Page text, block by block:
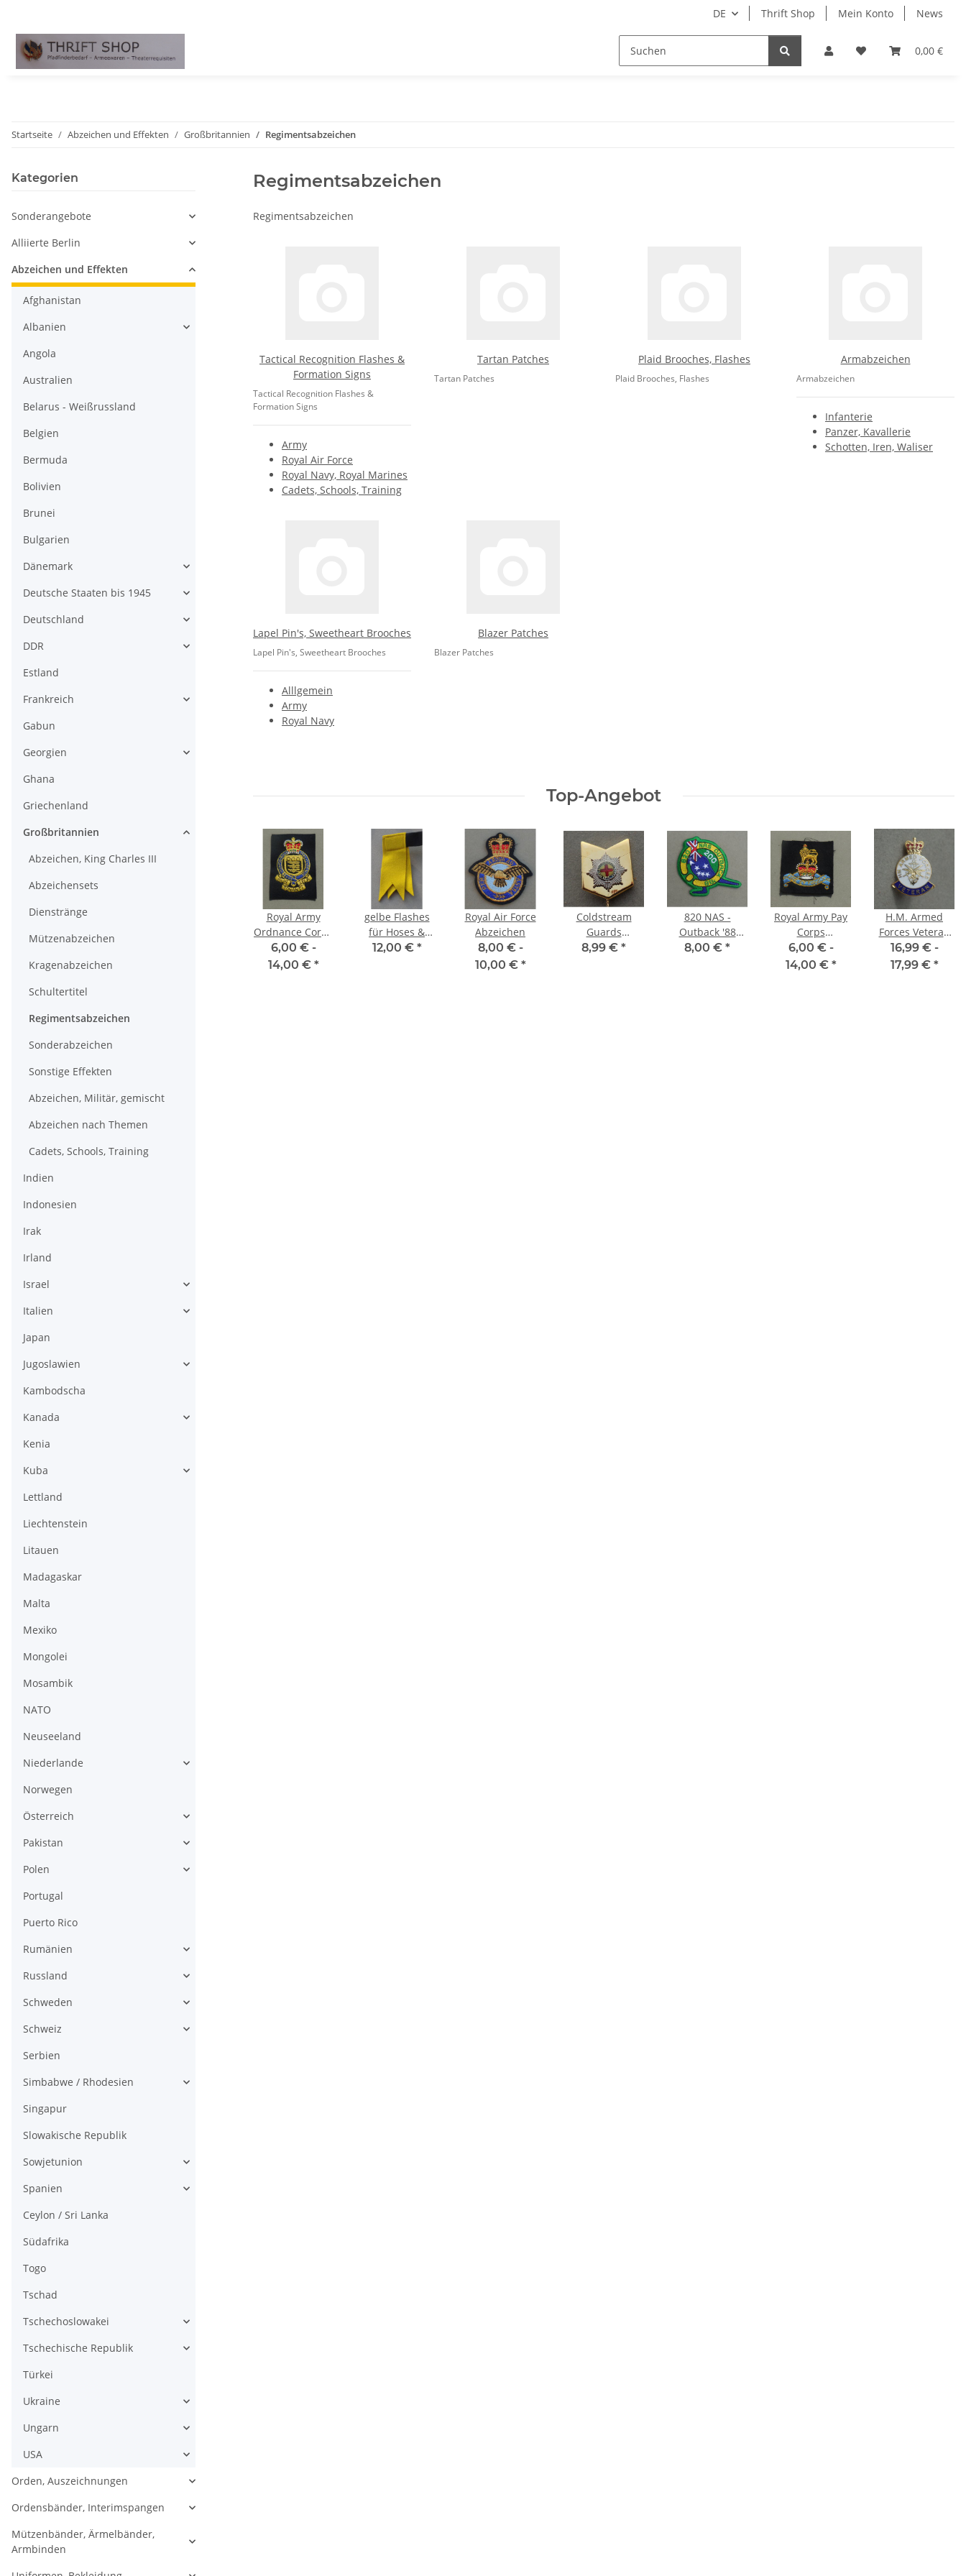
DE Thrift Shop Mein Konto News
0,00 €
Startseite Abzeichen und Effekten Großbritannien Regimentsabzeichen
Regimentsabzeichen
Regimentsabzeichen
Tactical Recognition Flashes &
Formation Signs
Tactical Recognition Flashes &
Formation Signs
Army
Royal Air Force
Royal Navy, Royal Marines
Cadets, Schools, Training
Tartan Patches
Tartan Patches
Plaid Brooches, Flashes
Plaid Brooches, Flashes
Armabzeichen
Armabzeichen
Infanterie
Panzer, Kavallerie
Schotten, Iren, Waliser
Lapel Pin's, Sweetheart Brooches
Lapel Pin's, Sweetheart Brooches
Alllgemein
Army
Royal Navy
Blazer Patches
Blazer Patches
Top-Angebot
Royal Regiment
of Scotland,
Hoses & Hose
22,00 €*
Royal Army
Ordnance Corps
Abzeichen
6,00 € -
14,00 € *
gelbe Flashes
für Hoses &
Hose Tops
12,00 € *
Royal Air Force
Abzeichen
8,00 € -
10,00 € *
Coldstream
Guards
Sweetheart
8,99 € *
820 NAS -
Outback '88
Abzeichen
8,00 € *
Royal Army Pay
Corps
Abzeichen
6,00 € -
14,00 € *
H.M. Armed
Forces Veteran
Badge
16,99 € -
17,99 € *
Kategorien
Sonderangebote
Alliierte Berlin
Abzeichen und Effekten
Afghanistan
Albanien
Angola
Australien
Belarus - Weißrussland
Belgien
Bermuda
Bolivien
Brunei
Bulgarien
Dänemark
Deutsche Staaten bis 1945
Deutschland
DDR
Estland
Frankreich
Gabun
Georgien
Ghana
Griechenland
Großbritannien
Abzeichen, King Charles III
Abzeichensets
Dienstränge
Mützenabzeichen
Kragenabzeichen
Schultertitel
Regimentsabzeichen
Sonderabzeichen
Sonstige Effekten
Abzeichen, Militär, gemischt
Abzeichen nach Themen
Cadets, Schools, Training
Indien
Indonesien
Irak
Irland
Israel
Italien
Japan
Jugoslawien
Kambodscha
Kanada
Kenia
Kuba
Lettland
Liechtenstein
Litauen
Madagaskar
Malta
Mexiko
Mongolei
Mosambik
NATO
Neuseeland
Niederlande
Norwegen
Österreich
Pakistan
Polen
Portugal
Puerto Rico
Rumänien
Russland
Schweden
Schweiz
Serbien
Simbabwe / Rhodesien
Singapur
Slowakische Republik
Sowjetunion
Spanien
Ceylon / Sri Lanka
Südafrika
Togo
Tschad
Tschechoslowakei
Tschechische Republik
Türkei
Ukraine
Ungarn
USA
Orden, Auszeichnungen
Ordensbänder, Interimspangen
Mützenbänder, Ärmelbänder,
Armbinden